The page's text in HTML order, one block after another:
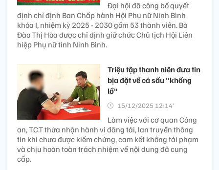
Đại hội đã công bố quyết
định chỉ định Ban Chấp hành Hội Phụ nữ Ninh Bình
khóa I, nhiệm kỳ 2025 - 2030 gồm 53 thành viên. Bà
Đào Thị Hòa được chỉ định giữ chức Chủ tịch Hội Liên
hiệp Phụ nữ tỉnh Ninh Bình.
Triệu tập thanh niên đưa tin
bịa đặt về cá sấu "khổng
lồ"
15/12/2025 12:14’
Làm việc với cơ quan Công
an, T.C.T thừa nhận hành vi đăng tải, lan truyền thông
tin khi chưa được kiểm chứng, cam kết không tái phạm
và chịu hoàn toàn trách nhiệm về nội dung đã cung
cấp.